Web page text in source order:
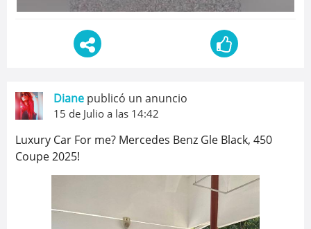
Diane publicó un anuncio
15 de Julio a las 14:42
Luxury Car For me? Mercedes Benz Gle Black, 450
Coupe 2025!